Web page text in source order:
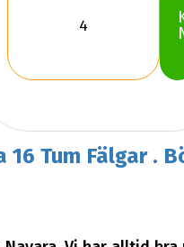
Tum Fälgar .